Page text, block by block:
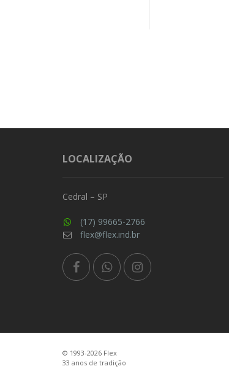
LOCALIZAÇÃO
Cedral – SP
(17) 99665-2766
flex@flex.ind.br
© 1993-2026 Flex
33 anos de tradição